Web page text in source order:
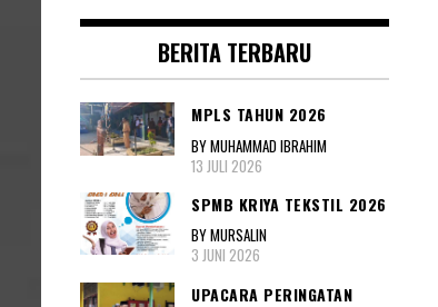
BERITA TERBARU
MPLS TAHUN 2026
BY MUHAMMAD IBRAHIM
13 JULI 2026
SPMB KRIYA TEKSTIL 2026
BY MURSALIN
3 JUNI 2026
UPACARA PERINGATAN